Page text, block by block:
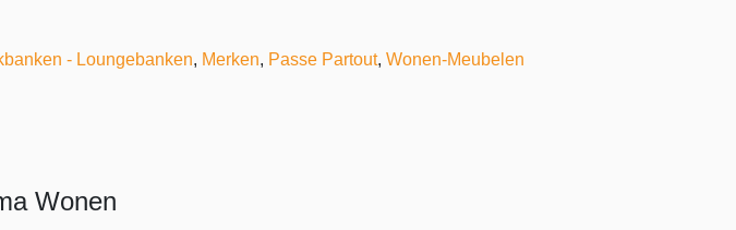
- Loungebanken, Merken, Passe Partout, Wonen-Meubelen
Wonen